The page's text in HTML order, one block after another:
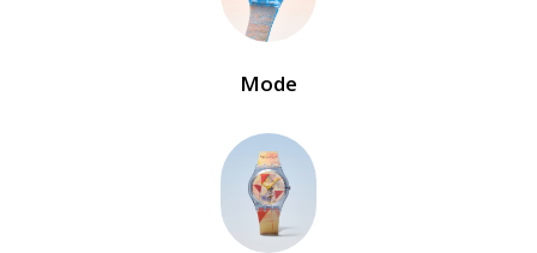
Mode